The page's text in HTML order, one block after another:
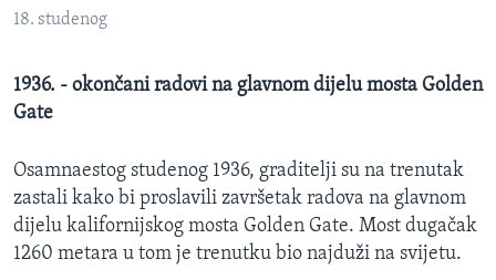
MAGAZIN
Learning English
PRATITE NAS
18. studenog
1936. - okončani radovi na glavnom dijelu mosta Golden
Gate
Osamnaestog studenog 1936, graditelji su na trenutak
zastali kako bi proslavili završetak radova na glavnom
dijelu kalifornijskog mosta Golden Gate. Most dugačak
1260 metara u tom je trenutku bio najduži na svijetu.